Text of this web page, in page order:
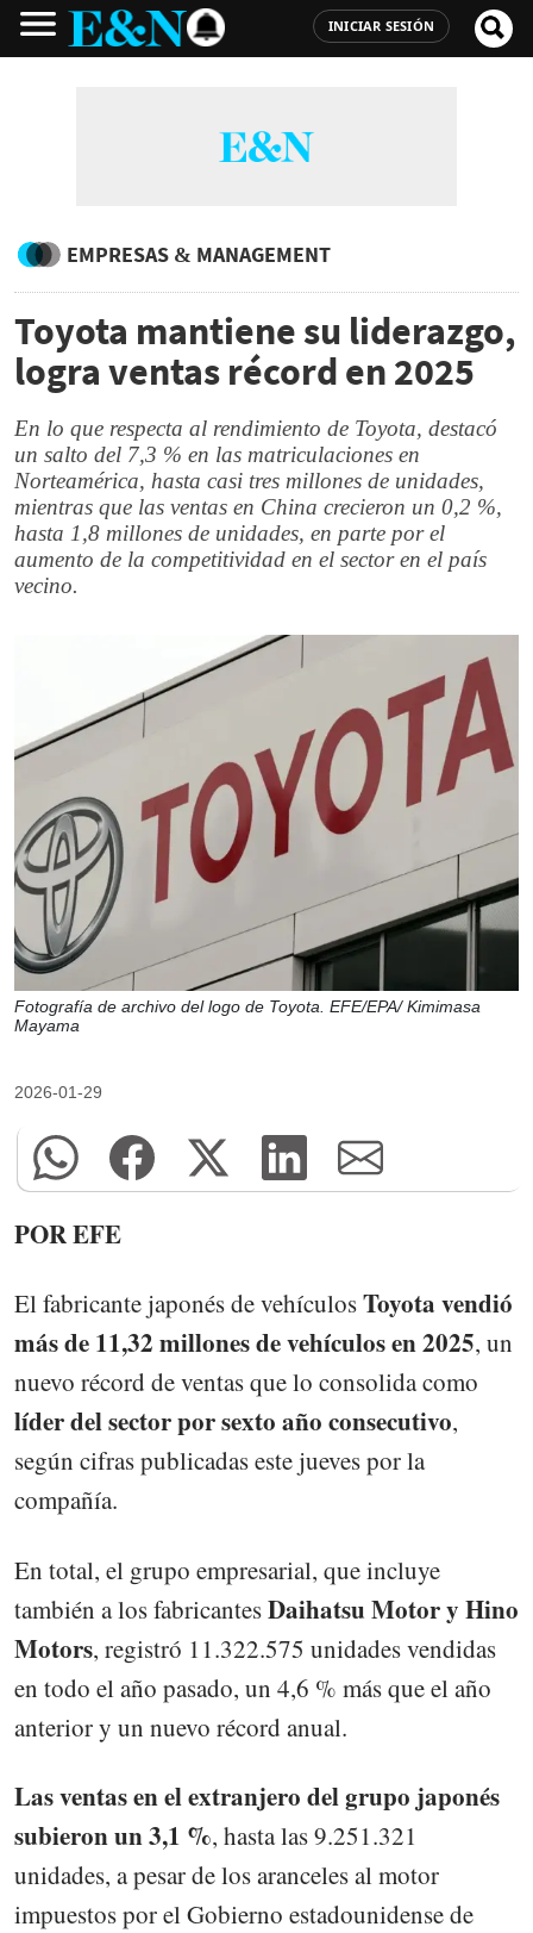
INICIAR SESIÓN
EMPRESAS & MANAGEMENT
Toyota mantiene su liderazgo,
logra ventas récord en 2025
En lo que respecta al rendimiento de Toyota, destacó
un salto del 7,3 % en las matriculaciones en
Norteamérica, hasta casi tres millones de unidades,
mientras que las ventas en China crecieron un 0,2 %,
hasta 1,8 millones de unidades, en parte por el
aumento de la competitividad en el sector en el país
vecino.
Fotografía de archivo del logo de Toyota. EFE/EPA/ Kimimasa
Mayama
2026-01-29
POR EFE
El fabricante japonés de vehículosToyota vendió
más de 11,32 millones de vehículos en 2025, un
nuevo récord de ventas que lo consolida como
líder del sector por sexto año consecutivo,
según cifras publicadas este jueves por la
compañía.
En total, el grupo empresarial, que incluye
también a los fabricantesDaihatsu Motor y Hino
Motors, registró 11.322.575 unidades vendidas
en todo el año pasado, un 4,6 % más que el año
anterior y un nuevo récord anual.
Las ventas en el extranjero del grupo japonés
subieron un 3,1 %, hasta las 9.251.321
unidades, a pesar de los aranceles al motor
impuestos por el Gobierno estadounidense de